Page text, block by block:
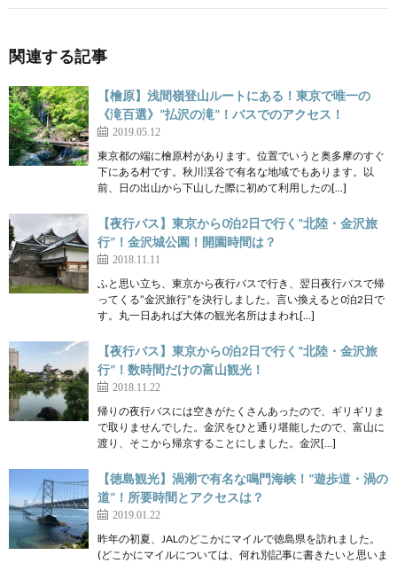
関連する記事
【檜原】浅間嶺登山ルートにある！東京で唯一の
《滝百選》”払沢の滝”！バスでのアクセス！
2019.05.12
東京都の端に檜原村があります。位置でいうと奥多摩のすぐ
下にある村です。秋川渓谷で有名な地域でもあります。以
前、日の出山から下山した際に初めて利用したの[…]
【夜行バス】東京から0泊2日で行く”北陸・金沢旅
行”！金沢城公園！開園時間は？
2018.11.11
ふと思い立ち、東京から夜行バスで行き、翌日夜行バスで帰
ってくる”金沢旅行”を決行しました。言い換えると0泊2日で
す。丸一日あれば大体の観光名所はまわれ[…]
【夜行バス】東京から0泊2日で行く”北陸・金沢旅
行”！数時間だけの富山観光！
2018.11.22
帰りの夜行バスには空きがたくさんあったので、ギリギリま
で取りませんでした。金沢をひと通り堪能したので、富山に
渡り、そこから帰京することにしました。金沢[…]
【徳島観光】渦潮で有名な鳴門海峡！”遊歩道・渦の
道”！所要時間とアクセスは？
2019.01.22
昨年の初夏、JALのどこかにマイルで徳島県を訪れました。
(どこかにマイルについては、何れ別記事に書きたいと思いま